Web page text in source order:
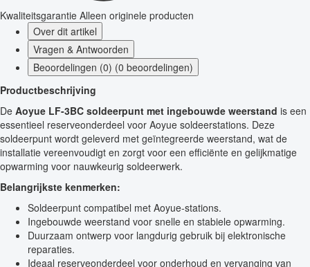
Kwaliteitsgarantie Alleen originele producten
Over dit artikel
Vragen & Antwoorden
Beoordelingen (0) (0 beoordelingen)
Productbeschrijving
De Aoyue LF-3BC soldeerpunt met ingebouwde weerstand is een
essentieel reserveonderdeel voor Aoyue soldeerstations. Deze
soldeerpunt wordt geleverd met geïntegreerde weerstand, wat de
installatie vereenvoudigt en zorgt voor een efficiënte en gelijkmatige
opwarming voor nauwkeurig soldeerwerk.
Belangrijkste kenmerken:
Soldeerpunt compatibel met Aoyue-stations.
Ingebouwde weerstand voor snelle en stabiele opwarming.
Duurzaam ontwerp voor langdurig gebruik bij elektronische
reparaties.
Ideaal reserveonderdeel voor onderhoud en vervanging van